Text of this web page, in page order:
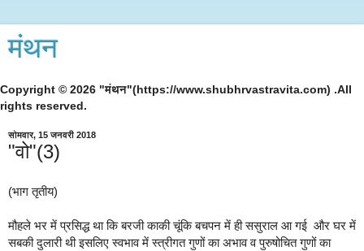
मंथन
Copyright © 2026 "मंथन"(https://www.shubhrvastravita.com) .All
rights reserved.
सोमवार, 15 जनवरी 2018
"वो"(3)
(भाग तृतीय)
मौहले भर में प्रसिद्ध था कि बरजी काकी चूंकि बचपन में ही ससुराल आ गई और घर में
सबकी दुलारी थी इसलिए स्वभाव में स्त्रीगत गुणों का अभाव व पुरुषोचित गुणों का